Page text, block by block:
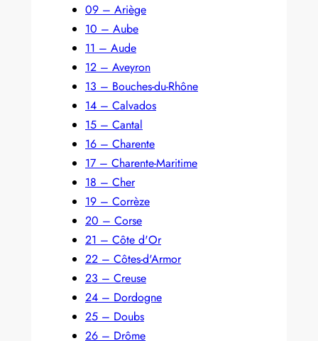
09 – Ariège
10 – Aube
11 – Aude
12 – Aveyron
13 – Bouches-du-Rhône
14 – Calvados
15 – Cantal
16 – Charente
17 – Charente-Maritime
18 – Cher
19 – Corrèze
20 – Corse
21 – Côte d'Or
22 – Côtes-d'Armor
23 – Creuse
24 – Dordogne
25 – Doubs
26 – Drôme